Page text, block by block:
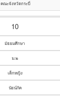
คณะจังหวัดกระบี่
10
มัธยมศึกษา
ม.๒
เด็กหญิง
นัยน์ภัค